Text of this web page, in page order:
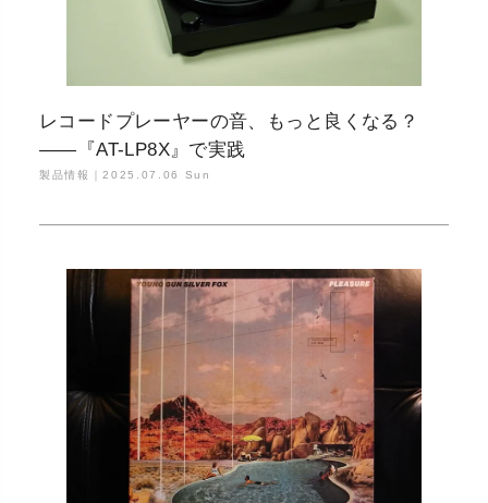
レコードプレーヤーの音、もっと良くなる？
——『AT-LP8X』で実践
製品情報｜2025.07.06 Sun